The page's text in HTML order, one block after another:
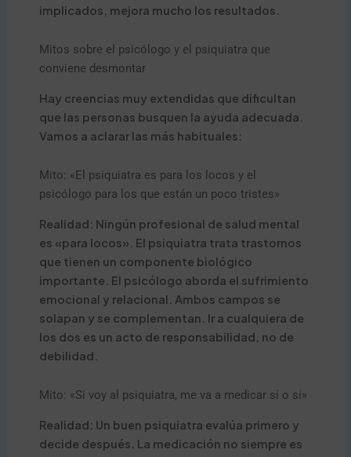
implicados, mejora mucho los resultados.
Mitos sobre el psicólogo y el psiquiatra que
conviene desmontar
Hay creencias muy extendidas que dificultan
que las personas busquen la ayuda adecuada.
Vamos a aclarar las más habituales:
Mito: «El psiquiatra es para los locos y el
psicólogo para los que están un poco tristes»
Realidad: Ningún profesional de salud mental
es «para locos». El psiquiatra trata trastornos
que tienen un componente biológico
importante. El psicólogo aborda el sufrimiento
emocional y relacional. Ambos campos se
solapan y se complementan. Ir a cualquiera de
los dos es un acto de responsabilidad, no de
debilidad.
Mito: «Si voy al psiquiatra, me va a medicar sí o sí»
Realidad: Un buen psiquiatra evalúa primero y
decide después. La medicación no siempre es